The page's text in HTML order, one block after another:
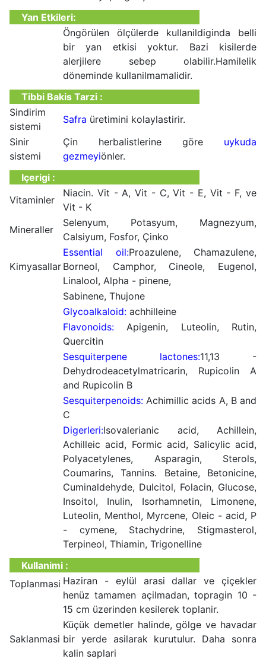
Yan Etkileri:
Öngörülen ölçülerde kullanildiginda belli
bir yan etkisi yoktur. Bazi kisilerde
alerjilere sebep olabilir.Hamilelik
döneminde kullanilmamalidir.
Tibbi Bakis Tarzi :
Sindirim
sistemi
Safra üretimini kolaylastirir.
Sinir
sistemi
Çin herbalistlerine göre uykuda
gezmeyiönler.
Içerigi :
Vitaminler
Niacin. Vit - A, Vit - C, Vit - E, Vit - F, ve
Vit - K
Mineraller
Selenyum, Potasyum, Magnezyum,
Calsiyum, Fosfor, Çinko
Kimyasallar
Essential oil:Proazulene, Chamazulene,
Borneol, Camphor, Cineole, Eugenol,
Linalool, Alpha - pinene,
Sabinene, Thujone
Glycoalkaloid: achhilleine
Flavonoids: Apigenin, Luteolin, Rutin,
Quercitin
Sesquiterpene lactones:11,13 -
Dehydrodeacetylmatricarin, Rupicolin A
and Rupicolin B
Sesquiterpenoids: Achimillic acids A, B and
C
Digerleri:Isovalerianic acid, Achillein,
Achilleic acid, Formic acid, Salicylic acid,
Polyacetylenes, Asparagin, Sterols,
Coumarins, Tannins. Betaine, Betonicine,
Cuminaldehyde, Dulcitol, Folacin, Glucose,
Insoitol, Inulin, Isorhamnetin, Limonene,
Luteolin, Menthol, Myrcene, Oleic - acid, P
- cymene, Stachydrine, Stigmasterol,
Terpineol, Thiamin, Trigonelline
Kullanimi :
Toplanmasi Haziran - eylül arasi dallar ve çiçekler
henüz tamamen açilmadan, topragin 10 -
15 cm üzerinden kesilerek toplanir.
Saklanmasi
Küçük demetler halinde, gölge ve havadar
bir yerde asilarak kurutulur. Daha sonra
kalin saplari